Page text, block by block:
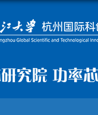
究院 功率